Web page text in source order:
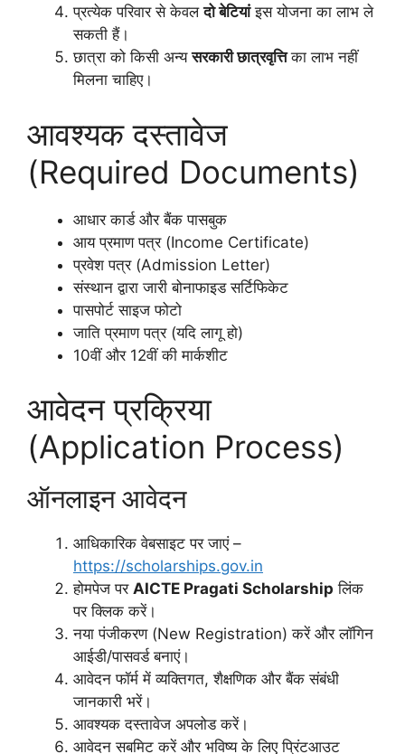
प्रत्येक परिवार से केवलदो बेटियांइस योजना का लाभ ले
सकती हैं।
छात्रा को किसी अन्यसरकारी छात्रवृत्तिका लाभ नहीं
मिलना चाहिए।
आवश्यक दस्तावेज
(Required Documents)
आधार कार्ड और बैंक पासबुक
आय प्रमाण पत्र (Income Certificate)
प्रवेश पत्र (Admission Letter)
संस्थान द्वारा जारी बोनाफाइड सर्टिफिकेट
पासपोर्ट साइज फोटो
जाति प्रमाण पत्र (यदि लागू हो)
10वीं और 12वीं की मार्कशीट
आवेदन प्रक्रिया
(Application Process)
ऑनलाइन आवेदन
आधिकारिक वेबसाइट पर जाएं –
https://scholarships.gov.in
होमपेज पर AICTE Pragati Scholarship लिंक
पर क्लिक करें।
नया पंजीकरण (New Registration) करें और लॉगिन
आईडी/पासवर्ड बनाएं।
आवेदन फॉर्म में व्यक्तिगत, शैक्षणिक और बैंक संबंधी
जानकारी भरें।
आवश्यक दस्तावेज अपलोड करें।
आवेदन सबमिट करें और भविष्य के लिए प्रिंटआउट